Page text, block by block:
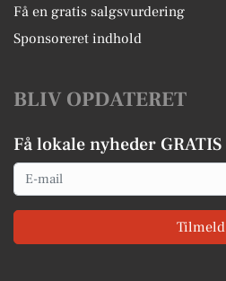
Få en gratis salgsvurdering
Sponsoreret indhold
BLIV OPDATERET
Få lokale nyheder GRATIS
Email
Tilmeld